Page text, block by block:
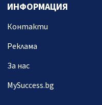
ИНФОРМАЦИЯ
Контакти
Реклама
За нас
MySuccess.bg